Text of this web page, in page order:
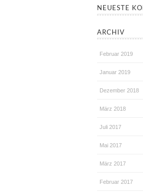
NEUESTE
ARCHIV
Februar 2019
Januar 2019
Dezember 2018
März 2018
Juli 2017
Mai 2017
März 2017
Februar 2017